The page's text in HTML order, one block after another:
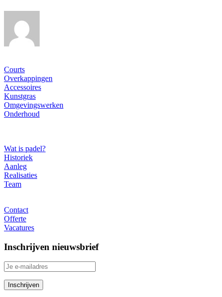
Courts
Overkappingen
Accessoires
Kunstgras
Omgevingswerken
Onderhoud
Wat is padel?
Historiek
Aanleg
Realisaties
Team
Contact
Offerte
Vacatures
Inschrijven nieuwsbrief